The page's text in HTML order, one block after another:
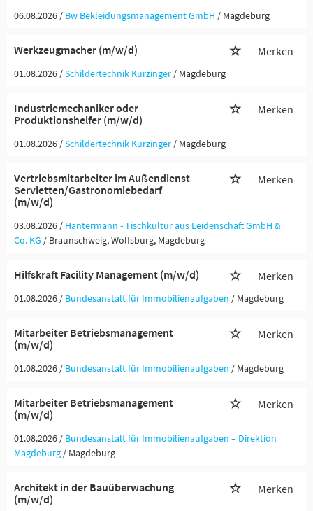
06.08.2026 / Bw Bekleidungsmanagement GmbH / Magdeburg
Werkzeugmacher (m/w/d) Merken
01.08.2026 /Schildertechnik Kürzinger / Magdeburg
Industriemechaniker oder
Produktionshelfer (m/w/d)
Merken
01.08.2026 /Schildertechnik Kürzinger / Magdeburg
Vertriebsmitarbeiter im Außendienst
Servietten/Gastronomiebedarf
(m/w/d)
Merken
03.08.2026 / Hantermann - Tischkultur aus Leidenschaft GmbH &
Co. KG / Braunschweig, Wolfsburg, Magdeburg
Hilfskraft Facility Management (m/w/d) Merken
01.08.2026 / Bundesanstalt für Immobilienaufgaben / Magdeburg
Mitarbeiter Betriebsmanagement
(m/w/d)
Merken
01.08.2026 / Bundesanstalt für Immobilienaufgaben / Magdeburg
Mitarbeiter Betriebsmanagement
(m/w/d)
Merken
01.08.2026 / Bundesanstalt für Immobilienaufgaben – Direktion
Magdeburg / Magdeburg
Architekt in der Bauüberwachung
(m/w/d)
Merken